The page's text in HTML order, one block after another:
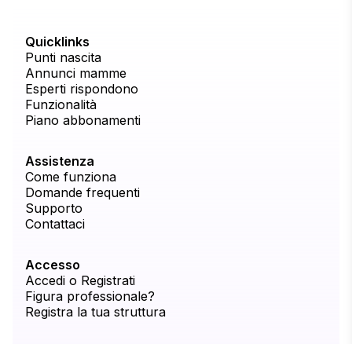
Quicklinks
Punti nascita
Annunci mamme
Esperti rispondono
Funzionalità
Piano abbonamenti
Assistenza
Come funziona
Domande frequenti
Supporto
Contattaci
Accesso
Accedi o Registrati
Figura professionale?
Registra la tua struttura